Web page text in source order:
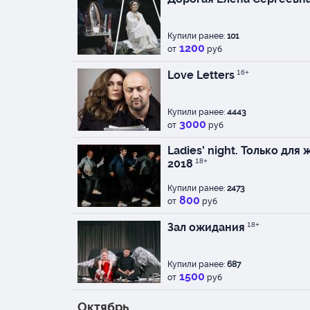
История,
давно стала
страстная
Художник-
Художник по свету -
Купили ранее: 101
от 1200 руб
Love Letters 16+
Купили ранее: 4443
от 3000 руб
Ladies' night. Только для
2018 18+
Купили ранее: 2473
от 800 руб
Зал ожидания 18+
Купили ранее: 687
от 1500 руб
Октябрь